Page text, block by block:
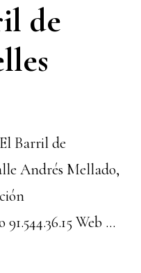
de
Barril de
Andrés Mellado,
Web …